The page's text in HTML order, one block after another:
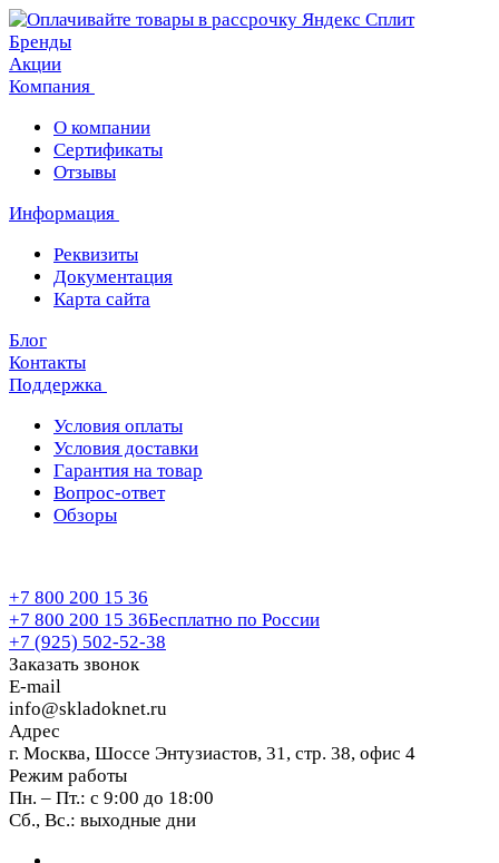
Бренды
Акции
Компания
О компании
Сертификаты
Отзывы
Информация
Реквизиты
Документация
Карта сайта
Блог
Контакты
Поддержка
Условия оплаты
Условия доставки
Гарантия на товар
Вопрос-ответ
Обзоры
+7 800 200 15 36
+7 800 200 15 36Бесплатно по России
+7 (925) 502-52-38
Заказать звонок
E-mail
info@skladoknet.ru
Адрес
г. Москва, Шоссе Энтузиастов, 31, стр. 38, офис 4
Режим работы
Пн. – Пт.: с 9:00 до 18:00
Сб., Вс.: выходные дни